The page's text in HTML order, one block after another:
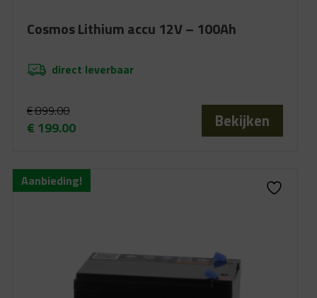
Cosmos Lithium accu 12V – 100Ah
direct leverbaar
€899.00
was:
€ 899.00.
€ 199.00
is:
€ 199.00.
Bekijken
Aanbieding!